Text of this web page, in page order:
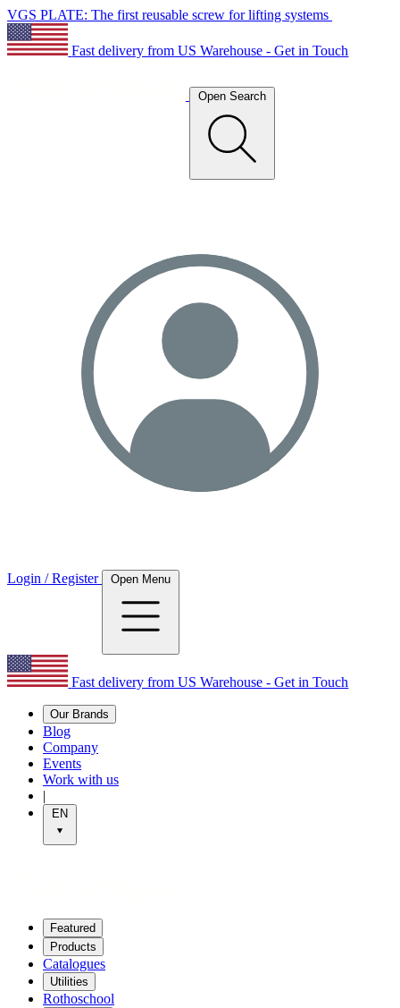
VGS PLATE: The first reusable screw for lifting systems
Fast delivery from US Warehouse - Get in Touch
Open Search
Login / Register Open Menu
Fast delivery from US Warehouse - Get in Touch
Our Brands
Blog
Company
Events
Work with us
|
EN
Featured
Products
Catalogues
Utilities
Rothoschool